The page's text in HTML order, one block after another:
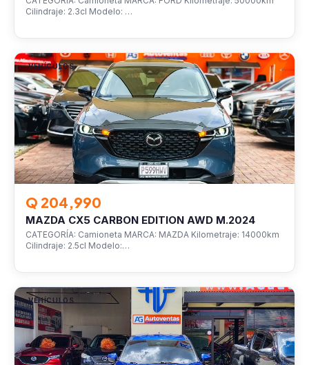
Cilindraje: 2.3cl Modelo: …
VEHÍCULOS
Q 204,990
MAZDA CX5 CARBON EDITION AWD M.2024
CATEGORÍA: Camioneta MARCA: MAZDA Kilometraje: 14000km
Cilindraje: 2.5cl Modelo:…
VEHÍCULOS